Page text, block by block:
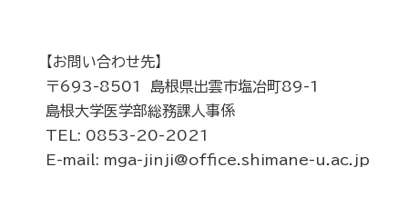
【お問い合わせ先】
〒693-8501 島根県出雲市塩冶町89-1
島根大学医学部総務課人事係
TEL: 0853-20-2021
E-mail: mga-jinji@office.shimane-u.ac.jp